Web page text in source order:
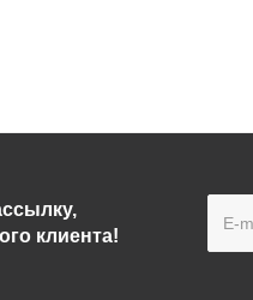
клиента!